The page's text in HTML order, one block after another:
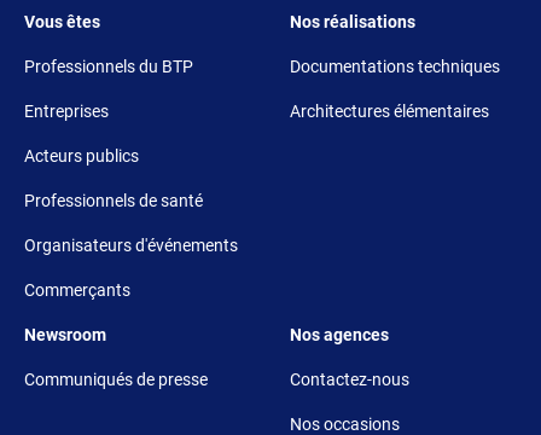
Footer 3
Vous êtes
Professionnels du BTP
Entreprises
Acteurs publics
Professionnels de santé
Organisateurs d'événements
Commerçants
Footer 4
Nos réalisations
Documentations techniques
Architectures élémentaires
Footer 5
Newsroom
Communiqués de presse
Footer 6
Nos agences
Contactez-nous
Nos occasions